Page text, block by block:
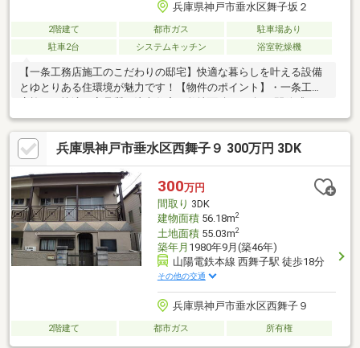
兵庫県神戸市垂水区舞子坂２
2階建て 都市ガス
駐車場あり
駐車2台
システムキッチン 浴室乾燥機
【一条工務店施工のこだわりの邸宅】快適な暮らしを叶える設備
とゆとりある住環境が魅力です！【物件のポイント】・一条工務
れるゆとりの2階建・車2台駐車可能（縦列／車種による）・全室
2面採光・収納充実！WIC・全居室収納・電動シャッター有（掃き
出し窓）兵庫県神戸市垂水区西舞子９ 300万円 3DK
300万円
間取り 3DK
建物面積56.18m2
土地面積55.03m2
築年月 1980年9月(築46年)
山陽電鉄本線 西舞子駅 徒歩18分
その他の交通
兵庫県神戸市垂水区西舞子９
2階建て 都市ガス 所有権